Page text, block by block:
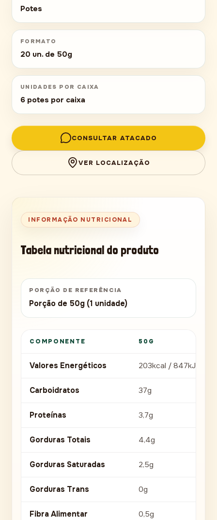
Potes
FORMATO
20 un. de 50g
UNIDADES POR CAIXA
6 potes por caixa
CONSULTAR ATACADO
VER LOCALIZAÇÃO
INFORMAÇÃO NUTRICIONAL
Tabela nutricional do produto
PORÇÃO DE REFERÊNCIA
Porção de 50g (1 unidade)
COMPONENTE 50G
Valores Energéticos 203kcal / 847kJ
Carboidratos 37g
Proteínas 3,7g
Gorduras Totais 4,4g
Gorduras Saturadas 2,5g
Gorduras Trans 0g
Fibra Alimentar 0,5g